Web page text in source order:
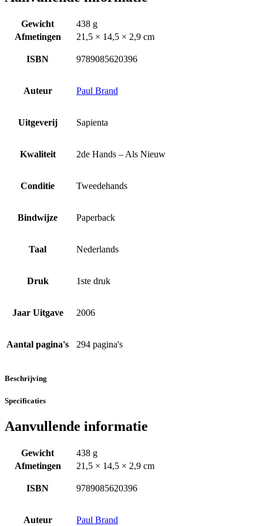
Gewicht
438 g
Afmetingen
21,5 × 14,5 × 2,9 cm
ISBN 9789085620396
Auteur Paul Brand
Uitgeverij Sapienta
Kwaliteit 2de Hands – Als Nieuw
Conditie Tweedehands
Bindwijze Paperback
Taal Nederlands
Druk 1ste druk
Jaar Uitgave 2006
Aantal pagina's 294 pagina's
Beschrijving
Specificaties
Aanvullende informatie
Gewicht
438 g
Afmetingen
21,5 × 14,5 × 2,9 cm
ISBN 9789085620396
Auteur Paul Brand